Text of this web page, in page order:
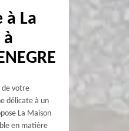
à La
de votre
délicate à un
La Maison
en matière